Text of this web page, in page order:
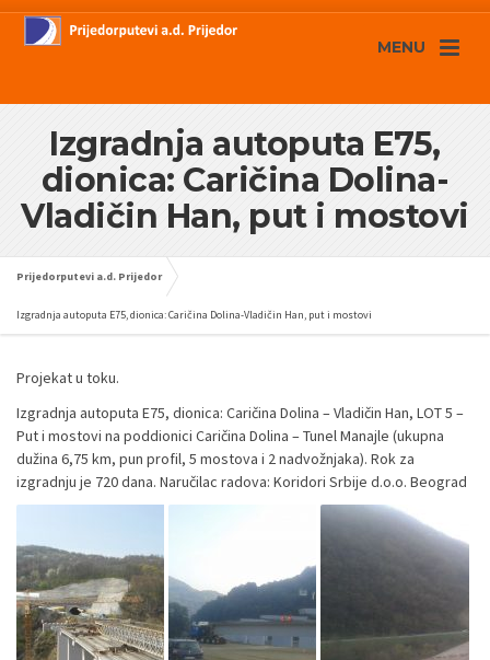
MENU
Izgradnja autoputa E75,
dionica: Caričina Dolina-
Vladičin Han, put i mostovi
Prijedorputevi a.d. Prijedor
Izgradnja autoputa E75, dionica: Caričina Dolina-Vladičin Han, put i mostovi
Projekat u toku.
Izgradnja autoputa E75, dionica: Caričina Dolina – Vladičin Han, LOT 5 –
Put i mostovi na poddionici Caričina Dolina – Tunel Manajle (ukupna
dužina 6,75 km, pun profil, 5 mostova i 2 nadvožnjaka). Rok za
izgradnju je 720 dana. Naručilac radova: Koridori Srbije d.o.o. Beograd